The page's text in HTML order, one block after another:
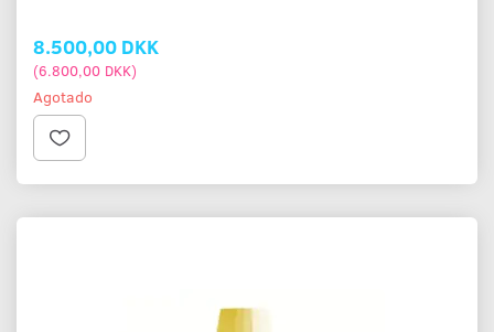
8.500,00 DKK
(6.800,00 DKK)
Agotado